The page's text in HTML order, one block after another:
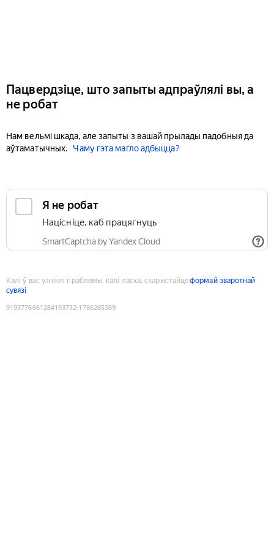
Пацвердзіце, што запыты адпраўлялі вы, а
не робат
Нам вельмі шкада, але запыты з вашай прылады падобныя да
аўтаматычных.
Чаму гэта магло адбыцца?
Я не робат
Націсніце, каб працягнуць
SmartCaptcha by Yandex Cloud
Калі ў вас узніклі праблемы, калі ласка, скарыстайцеформай зваротнай
сувязі
9193776661284193732:1786265389